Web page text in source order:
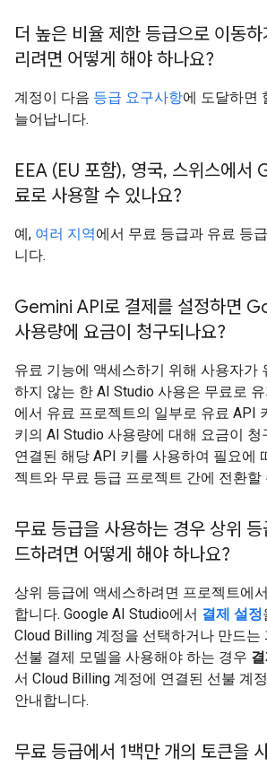
더 높은 비율 제한 등급으로 이동
리려면 어떻게 해야 하나요?
계정이 다음 등급 요구사항에 도달하면
늘어납니다.
EEA (EU 포함), 영국, 스위스에서
료로 사용할 수 있나요?
예, 여러 지역에서 무료 등급과 유료 등
니다.
Gemini API로 결제를 설정하면
사용량에 요금이 청구되나요?
유료 기능에 액세스하기 위해 사용자가
하지 않는 한 AI Studio 사용은 무료로
에서 유료 프로젝트의 일부로 유료 API
키의 AI Studio 사용량에 대해 요금이 청
연결된 해당 API 키를 사용하여 필요에
젝트와 무료 등급 프로젝트 간에 전환할
무료 등급을 사용하는 경우 상위 등
드하려면 어떻게 해야 하나요?
상위 등급에 액세스하려면 프로젝트에
합니다. Google AI Studio에서 결제 설정
Cloud Billing 계정을 선택하거나 만드는
선불 결제 모델을 사용해야 하는 경우
서 Cloud Billing 계정에 연결된 선불 계
안내합니다.
무료 등급에서 1백만 개의 토큰을